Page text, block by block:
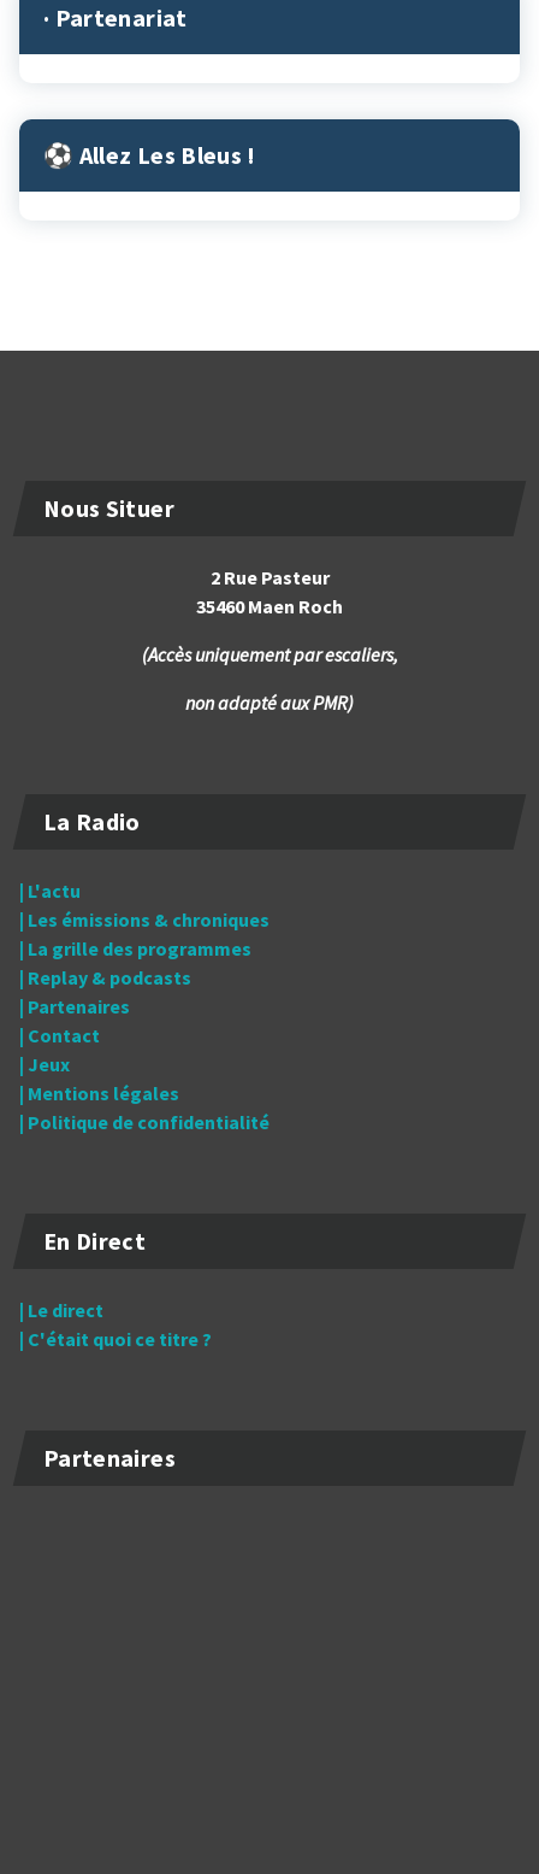
· Partenariat
⚽︎ Allez Les Bleus !
Nous Situer
2 Rue Pasteur
35460 Maen Roch
(Accès uniquement par escaliers,
non adapté aux PMR)
La Radio
| L'actu
| Les émissions & chroniques
| La grille des programmes
| Replay & podcasts
| Partenaires
| Contact
| Jeux
| Mentions légales
| Politique de confidentialité
En Direct
| Le direct
| C'était quoi ce titre ?
Partenaires